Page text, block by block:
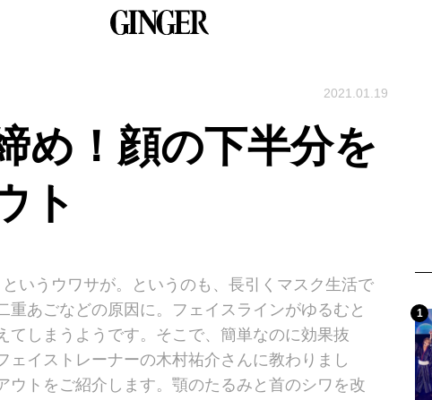
2021.01.19
め！顔の下半分を
ト
いうウワサが。というのも、長引くマスク生活で
あごなどの原因に。フェイスラインがゆるむと
しまうようです。そこで、簡単なのに効果抜
イストレーナーの木村祐介さんに教わりまし
トをご紹介します。顎のたるみと首のシワを改
1